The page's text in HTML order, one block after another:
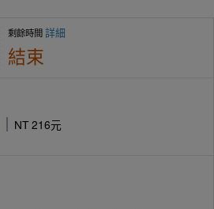
剩餘時間詳細
結束
NT 216元